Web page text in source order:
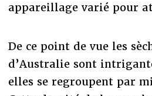
appareillage varié pour
De ce point de vue les
d’Australie sont
elles se regroupent par